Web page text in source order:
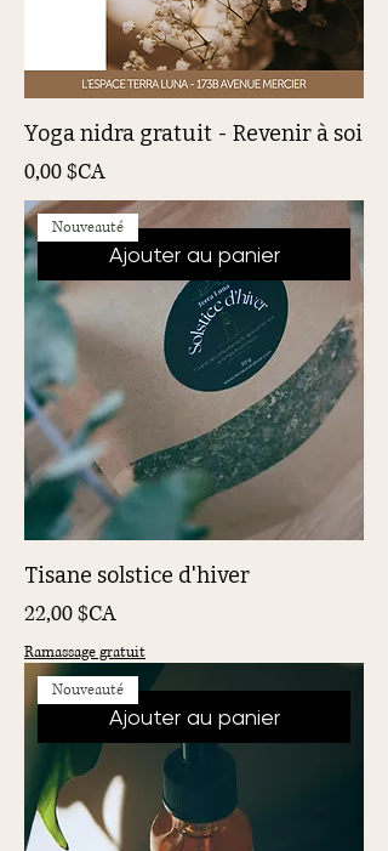
Yoga nidra gratuit - Revenir à soi
Prix
0,00 $CA
Ajouter au panier
Nouveauté
Tisane solstice d'hiver
Prix
22,00 $CA
Ramassage gratuit
Ajouter au panier
Nouveauté